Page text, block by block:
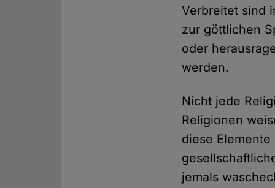
Verbreitet sind
zur göttlichen
oder
werden.
Nicht jede
Religionen
diese
jemals